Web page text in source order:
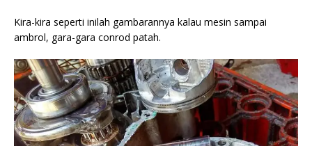
Kira-kira seperti inilah gambarannya kalau mesin sampai
ambrol, gara-gara conrod patah.